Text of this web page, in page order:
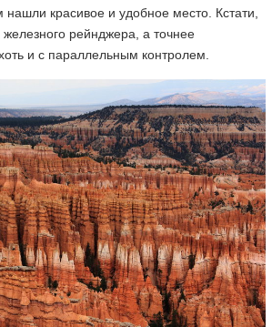
нашли красивое и удобное место. Кстати,
железного рейнджера, а точнее
и с параллельным контролем.